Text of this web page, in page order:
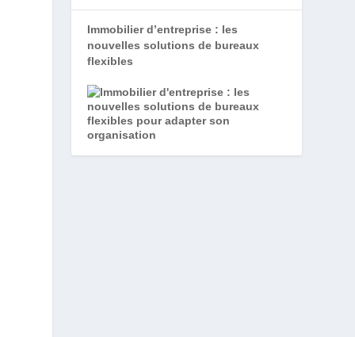
Immobilier d’entreprise : les
nouvelles solutions de bureaux
flexibles